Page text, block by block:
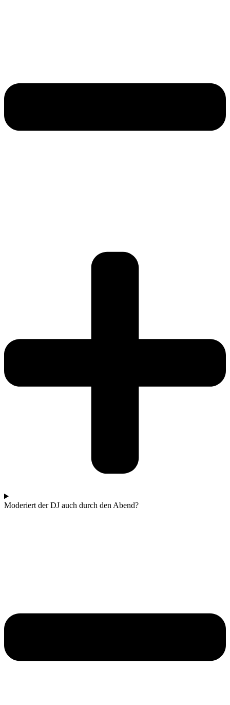
Moderiert der DJ auch durch den Abend?